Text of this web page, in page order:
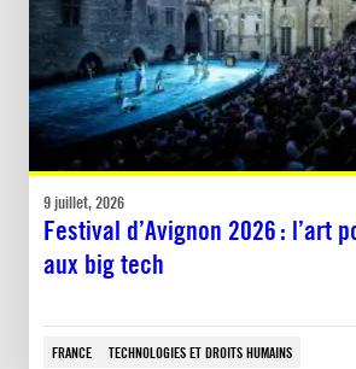
9 juillet, 2026
Festival d’Avignon 2026 : l’art
aux big tech
FRANCE TECHNOLOGIES ET DROITS HUMAINS